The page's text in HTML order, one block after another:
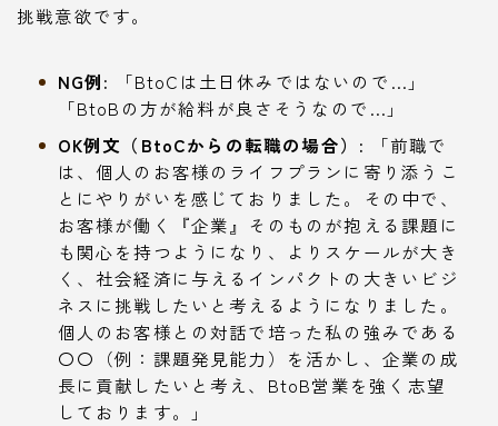
挑戦意欲です。
NG例:
「BtoCは土日休みではないので…」
「BtoBの方が給料が良さそうなので…」
OK例文（BtoCからの転職の場合）:
「前職で
は、個人のお客様のライフプランに寄り添うこ
とにやりがいを感じておりました。その中で、
お客様が働く『企業』そのものが抱える課題に
も関心を持つようになり、よりスケールが大き
く、社会経済に与えるインパクトの大きいビジ
ネスに挑戦したいと考えるようになりました。
個人のお客様との対話で培った私の強みである
〇〇（例：課題発見能力）を活かし、企業の成
長に貢献したいと考え、BtoB営業を強く志望
しております。」